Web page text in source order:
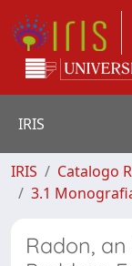
IRIS
IRIS Catalogo
3.1
Radon,